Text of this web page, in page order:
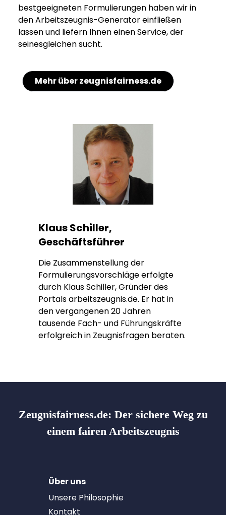
bestgeeigneten Formulierungen haben wir in
den Arbeitszeugnis-Generator einfließen
lassen und liefern Ihnen einen Service, der
seinesgleichen sucht.
Mehr über zeugnisfairness.de
Klaus Schiller,
Geschäftsführer
Die Zusammenstellung der
Formulierungsvorschläge erfolgte
durch Klaus Schiller, Gründer des
Portals arbeitszeugnis.de. Er hat in
den vergangenen 20 Jahren
tausende Fach- und Führungskräfte
erfolgreich in Zeugnisfragen beraten.
Zeugnisfairness.de: Der sichere Weg zu
einem fairen Arbeitszeugnis
Über uns
Unsere Philosophie
Kontakt